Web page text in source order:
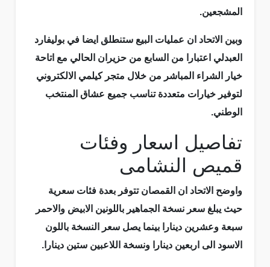
المشجعين.
وبين الاتحاد ان عمليات البيع ستنطلق ايضا في بوليفارد
العبدلي اعتبارا من السابع من حزيران الحالي مع اتاحة
خيار الشراء المباشر من خلال متجر كيلمي الالكتروني
لتوفير خيارات متعددة تناسب جميع عشاق المنتخب
الوطني.
تفاصيل اسعار وفئات
قميص النشامى
واوضح الاتحاد ان القمصان تتوفر بعدة فئات سعرية
حيث يبلغ سعر نسخة الجماهير باللونين الابيض والاحمر
سبعة وعشرين دينارا بينما يصل سعر النسخة باللون
الاسود الى اربعين دينارا ونسخة اللاعبين ستين دينارا.